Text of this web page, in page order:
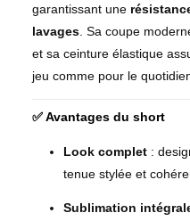
garantissant une
lavages . Sa coupe
et sa ceinture élastique
jeu comme pour le
✅Avantages du short
Look complet :
tenue stylée et
Sublimation